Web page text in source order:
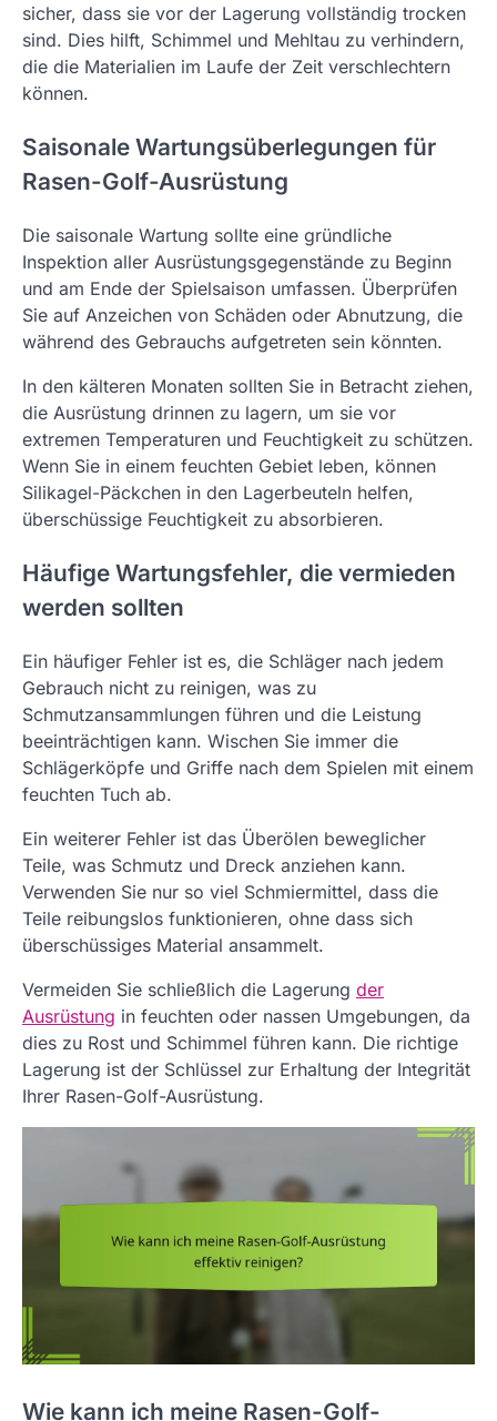
sicher, dass sie vor der Lagerung vollständig trocken
sind. Dies hilft, Schimmel und Mehltau zu verhindern,
die die Materialien im Laufe der Zeit verschlechtern
können.
Saisonale Wartungsüberlegungen für
Rasen-Golf-Ausrüstung
Die saisonale Wartung sollte eine gründliche
Inspektion aller Ausrüstungsgegenstände zu Beginn
und am Ende der Spielsaison umfassen. Überprüfen
Sie auf Anzeichen von Schäden oder Abnutzung, die
während des Gebrauchs aufgetreten sein könnten.
In den kälteren Monaten sollten Sie in Betracht ziehen,
die Ausrüstung drinnen zu lagern, um sie vor
extremen Temperaturen und Feuchtigkeit zu schützen.
Wenn Sie in einem feuchten Gebiet leben, können
Silikagel-Päckchen in den Lagerbeuteln helfen,
überschüssige Feuchtigkeit zu absorbieren.
Häufige Wartungsfehler, die vermieden
werden sollten
Ein häufiger Fehler ist es, die Schläger nach jedem
Gebrauch nicht zu reinigen, was zu
Schmutzansammlungen führen und die Leistung
beeinträchtigen kann. Wischen Sie immer die
Schlägerköpfe und Griffe nach dem Spielen mit einem
feuchten Tuch ab.
Ein weiterer Fehler ist das Überölen beweglicher
Teile, was Schmutz und Dreck anziehen kann.
Verwenden Sie nur so viel Schmiermittel, dass die
Teile reibungslos funktionieren, ohne dass sich
überschüssiges Material ansammelt.
Vermeiden Sie schließlich die Lagerung der
Ausrüstung in feuchten oder nassen Umgebungen, da
dies zu Rost und Schimmel führen kann. Die richtige
Lagerung ist der Schlüssel zur Erhaltung der Integrität
Ihrer Rasen-Golf-Ausrüstung.
Wie kann ich meine Rasen-Golf-